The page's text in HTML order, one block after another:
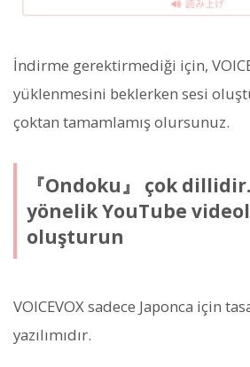
İndirme gerektirmediği için,
yüklenmesini beklerken sesi
çoktan tamamlamış olursunuz.
『Ondoku』 çok
yönelik YouTube
oluşturun
VOICEVOX sadece Japonca için
yazılımıdır.